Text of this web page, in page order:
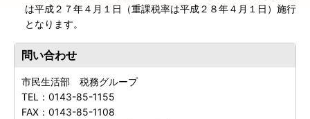
は平成２７年４月１日（重課税率は平成２８年４月１日）施行
となります。
問い合わせ
市民生活部 税務グループ
TEL： 0143-85-1155
FAX： 0143-85-1108